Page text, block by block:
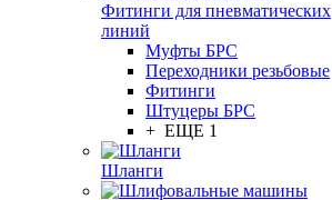
Фитинги для пневматических
линий
Муфты БРС
Переходники резьбовые
Фитинги
Штуцеры БРС
+ ЕЩЕ 1
Шланги